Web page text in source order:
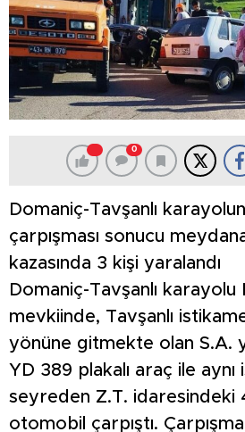
0
Domaniç-Tavşanlı
çarpışması sonucu
kazasında 3 kişi yaralandı
Domaniç-Tavşanlı karayolu
mevkiinde, Tavşanlı
yönüne gitmekte olan S.A.
YD 389 plakalı araç ile
seyreden Z.T. idaresindeki
otomobil çarpıştı.